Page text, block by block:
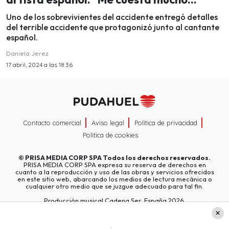
Uno de los sobrevivientes del accidente entregó detalles
del terrible accidente que protagonizó junto al cantante
español.
Daniela Jerez
17 abril, 2024 a las 18:36
Contacto comercial Aviso legal
Política de privacidad
Política de cookies
© PRISA MEDIA CORP SPATodos los derechos reservados.
PRISA MEDIA CORP SPA expresa su reserva de derechos en
cuanto a la reproducción y uso de las obras y servicios ofrecidos
en este sitio web, abarcando los medios de lectura mecánica o
cualquier otro medio que se juzgue adecuado para tal fin.
Producción musical Cadena Ser, España 2026.